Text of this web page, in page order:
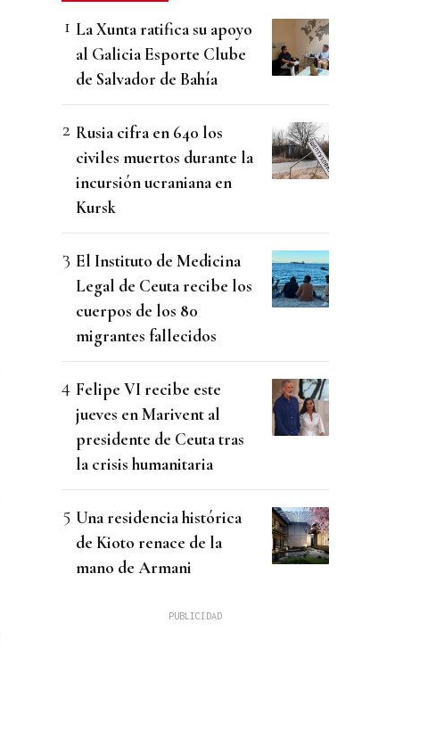
La Xunta ratifica su apoyo
al Galicia Esporte Clube
de Salvador de Bahía
Rusia cifra en 640 los
civiles muertos durante la
incursión ucraniana en
Kursk
El Instituto de Medicina
Legal de Ceuta recibe los
cuerpos de los 80
migrantes fallecidos
Felipe VI recibe este
jueves en Marivent al
presidente de Ceuta tras
la crisis humanitaria
Una residencia histórica
de Kioto renace de la
mano de Armani